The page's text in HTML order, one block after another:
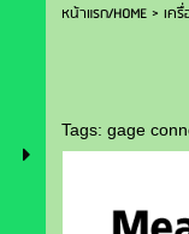
หน้าแรก/HOME> เค
Tags:gage